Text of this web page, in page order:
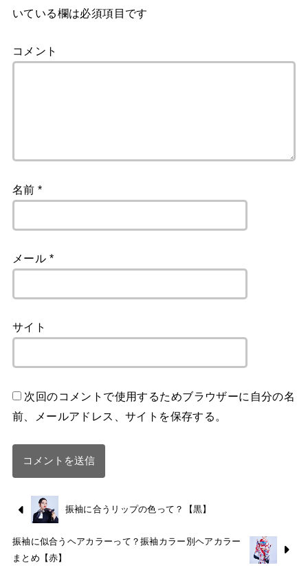
いている欄は必須項目です
コメント
名前*
メール *
サイト
次回のコメントで使用するためブラウザーに自分の名
前、メールアドレス、サイトを保存する。
振袖に合うリップの色って？【黒】
振袖に似合うヘアカラーって？振袖カラー別ヘアカラー
まとめ【赤】